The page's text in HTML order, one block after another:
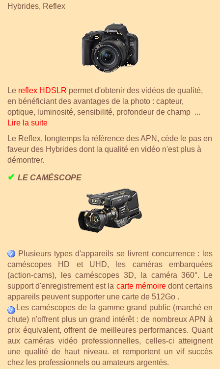
Hybrides, Reflex
Le reflex HDSLR permet d'obtenir des vidéos de qualité,
en bénéficiant des avantages de la photo : capteur,
optique, luminosité, sensibilité, profondeur de champ ...
Lire la suite
Le Reflex, longtemps la référence des APN, cède le pas en
faveur des Hybrides dont la qualité en vidéo n'est plus à
démontrer.
✔ LE CAMÉSCOPE
Plusieurs types d'appareils se livrent concurrence : les
caméscopes HD et UHD, les caméras embarquées
(action-cams), les caméscopes 3D, la caméra 360°. Le
support d'enregistrement est la carte mémoiredont certains
appareils peuvent supporter une carte de 512Go .
Les caméscopes de la gamme grand public (marché en
chute) n'offrent plus un grand intérêt : de nombreux APN à
prix équivalent, offrent de meilleures performances. Quant
aux caméras vidéo professionnelles, celles-ci atteignent
une qualité de haut niveau. et remportent un vif succès
chez les professionnels ou amateurs argentés.